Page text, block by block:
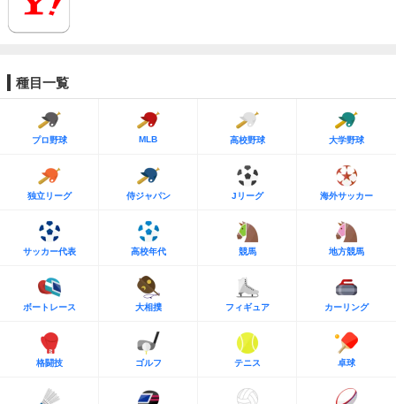
種目一覧
プロ野球 MLB 高校野球 大学野球
独立リーグ 侍ジャパン Jリーグ 海外サッカー
サッカー代表 高校年代 競馬 地方競馬
ボートレース 大相撲 フィギュア カーリング
格闘技 ゴルフ テニス 卓球